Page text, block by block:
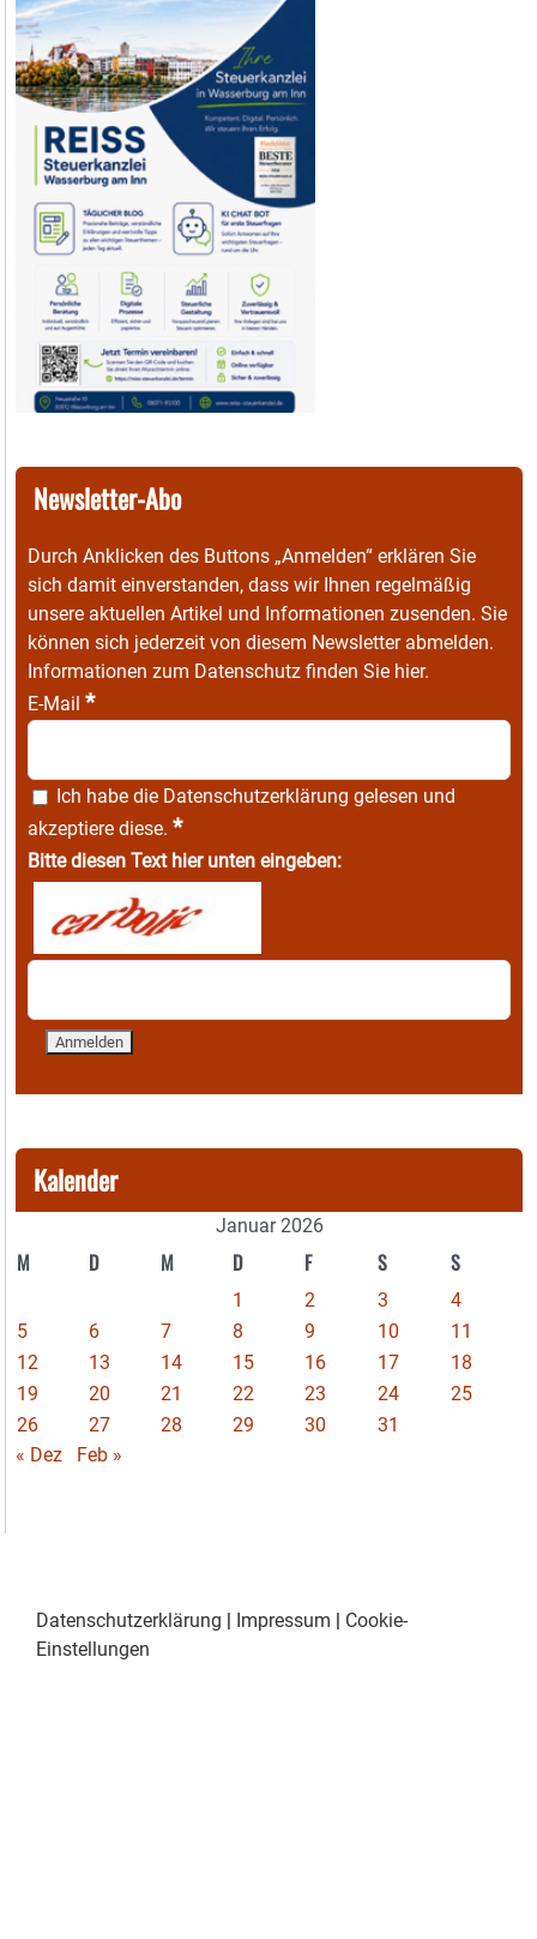
Newsletter-Abo
Durch Anklicken des Buttons „Anmelden“ erklären Sie
sich damit einverstanden, dass wir Ihnen regelmäßig
unsere aktuellen Artikel und Informationen zusenden. Sie
können sich jederzeit von diesem Newsletter abmelden.
Informationen zum Datenschutz finden Sie hier.
E-Mail *
Ich habe die Datenschutzerklärung gelesen und
akzeptiere diese. *
Bitte diesen Text hier unten eingeben:
Kalender
Januar 2026
M D M D F S S
1 2 3
4
5
6 7 8 9 10
11
12
13 14 15 16 17
18
19
20 21 22 23 24
25
26
27 28 29 30
31
« Dez
Feb »
Datenschutzerklärung | Impressum | Cookie-
Einstellungen